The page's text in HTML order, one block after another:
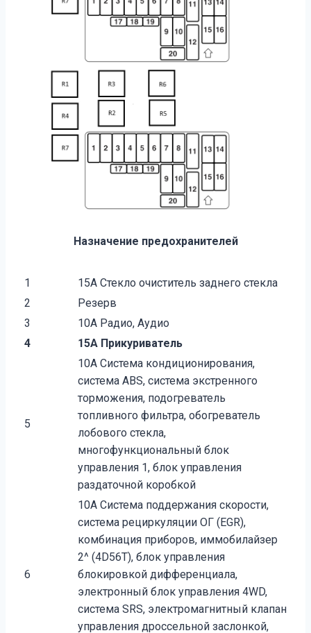
Назначение предохранителей
1
15А Стекло очиститель заднего стекла
2
Резерв
3
10А Радио, Аудио
4
15А Прикуриватель
5
10А Система кондиционирования,
система ABS, система экстренного
торможения, подогреватель
топливного фильтра, обогреватель
лобового стекла,
многофункциональный блок
управления 1, блок управления
раздаточной коробкой
6
10А Система поддержания скорости,
система рециркуляции ОГ (EGR),
комбинация приборов, иммобилайзер
2^ (4D56T), блок управления
блокировкой дифференциала,
электронный блок управления 4WD,
система SRS, электромагнитный клапан
управления дроссельной заслонкой,